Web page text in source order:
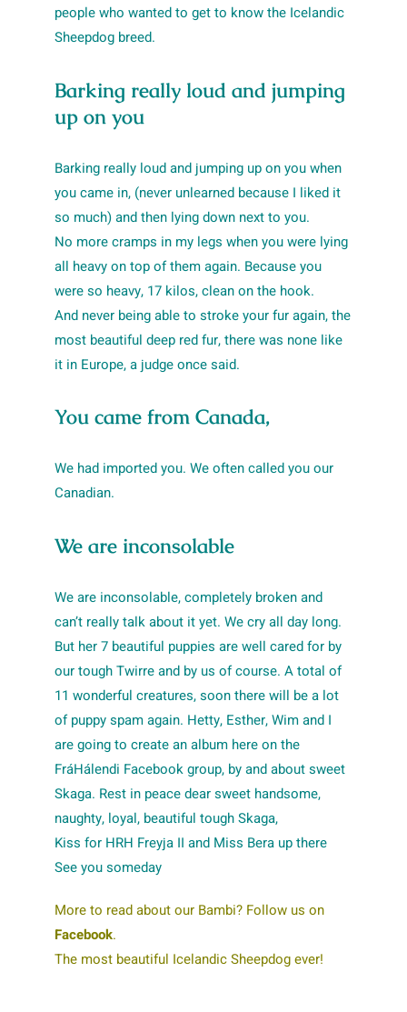
people who wanted to get to know the Icelandic
Sheepdog breed.
Barking really loud and jumping
up on you
Barking really loud and jumping up on you when
you came in, (never unlearned because I liked it
so much) and then lying down next to you.
No more cramps in my legs when you were lying
all heavy on top of them again. Because you
were so heavy, 17 kilos, clean on the hook.
And never being able to stroke your fur again, the
most beautiful deep red fur, there was none like
it in Europe, a judge once said.
You came from Canada,
We had imported you. We often called you our
Canadian.
We are inconsolable
We are inconsolable, completely broken and
can’t really talk about it yet. We cry all day long.
But her 7 beautiful puppies are well cared for by
our tough Twirre and by us of course. A total of
11 wonderful creatures, soon there will be a lot
of puppy spam again. Hetty, Esther, Wim and I
are going to create an album here on the
FráHálendi Facebook group, by and about sweet
Skaga. Rest in peace dear sweet handsome,
naughty, loyal, beautiful tough Skaga,
Kiss for HRH Freyja II and Miss Bera up there
See you someday
More to read about our Bambi? Follow us on
Facebook.
The most beautiful Icelandic Sheepdog ever!